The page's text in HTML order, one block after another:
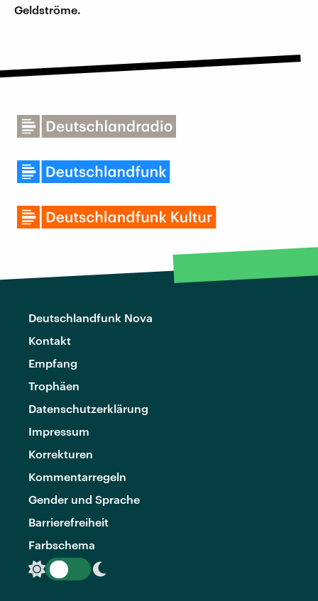
Geldströme.
Deutschlandfunk Nova
Kontakt
Empfang
Trophäen
Datenschutzerklärung
Impressum
Korrekturen
Kommentarregeln
Gender und Sprache
Barrierefreiheit
Farbschema